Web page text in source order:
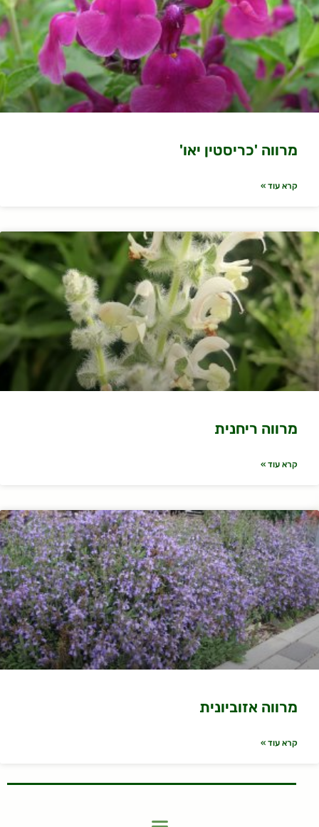
מרווה 'כריסטין יאו'
קרא עוד »
מרווה ריחנית
קרא עוד »
מרווה אזוביונית
קרא עוד »